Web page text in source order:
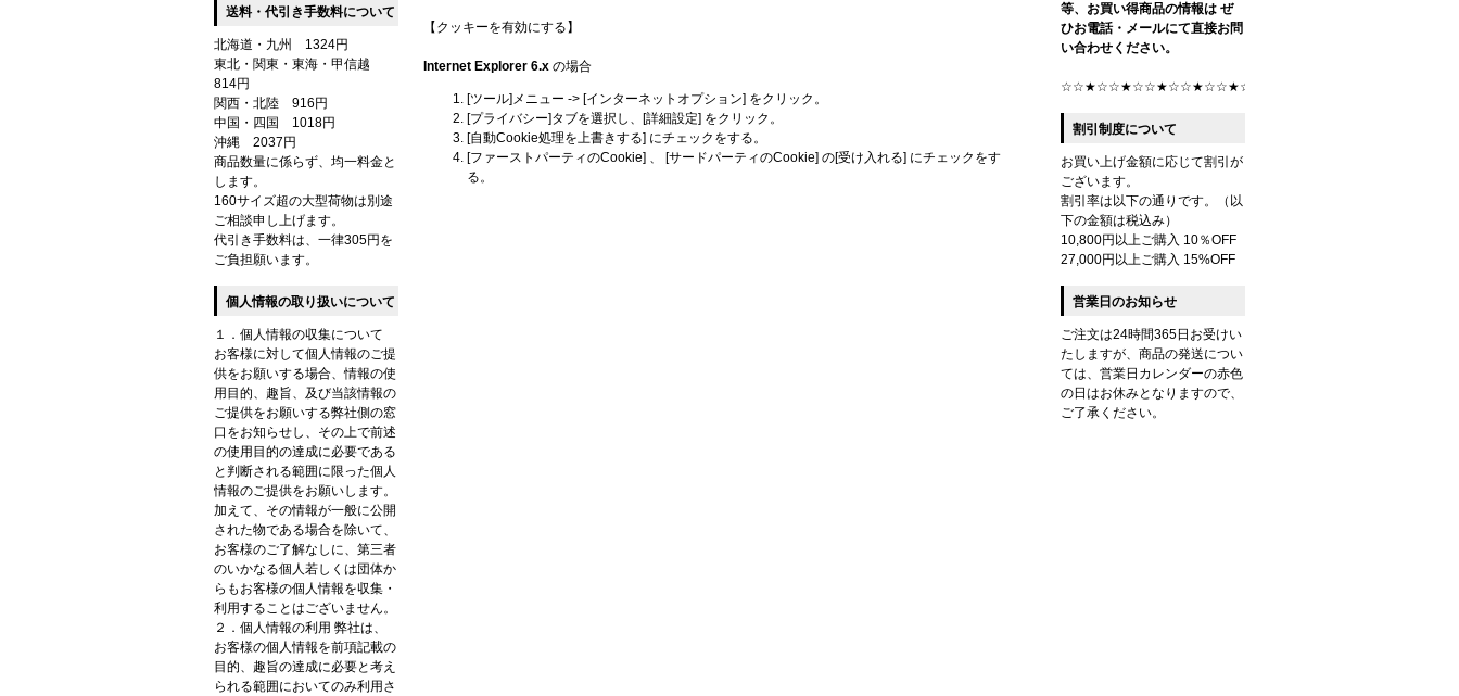
【クッキーを有効にする】
Internet Explorer 6.x の場合
[ツール]メニュー -> [インターネットオプション] をクリック。
[プライバシー]タブを選択し、[詳細設定] をクリック。
[自動Cookie処理を上書きする] にチェックをする。
[ファーストパーティのCookie] 、 [サードパーティのCookie] の[受け入れる] にチェックをす
る。
送料・代引き手数料について
北海道・九州 1324円
東北・関東・東海・甲信越
814円
関西・北陸 916円
中国・四国 1018円
沖縄 2037円
商品数量に係らず、均一料金と
します。
160サイズ超の大型荷物は別途
ご相談申し上げます。
代引き手数料は、一律305円を
ご負担願います。
個人情報の取り扱いについて
１．個人情報の収集について
お客様に対して個人情報のご提
供をお願いする場合、情報の使
用目的、趣旨、及び当該情報の
ご提供をお願いする弊社側の窓
口をお知らせし、その上で前述
の使用目的の達成に必要である
と判断される範囲に限った個人
情報のご提供をお願いします。
加えて、その情報が一般に公開
された物である場合を除いて、
お客様のご了解なしに、第三者
のいかなる個人若しくは団体か
らもお客様の個人情報を収集・
利用することはございません。
２．個人情報の利用 弊社は、
お客様の個人情報を前項記載の
目的、趣旨の達成に必要と考え
られる範囲においてのみ利用さ
等、お買い得商品の情報は ぜ
ひお電話・メールにて直接お問
い合わせください。
☆☆★☆☆★☆☆★☆☆★☆☆★☆☆★☆
割引制度について
お買い上げ金額に応じて割引が
ございます。
割引率は以下の通りです。（以
下の金額は税込み）
10,800円以上ご購入 10％OFF
27,000円以上ご購入 15%OFF
営業日のお知らせ
ご注文は24時間365日お受けい
たしますが、商品の発送につい
ては、営業日カレンダーの赤色
の日はお休みとなりますので、
ご了承ください。